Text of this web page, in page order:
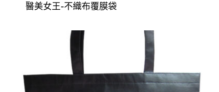
醫美女王-不織布覆膜袋